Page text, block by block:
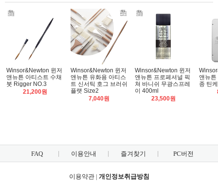
Winsor&Newton 윈저
앤뉴튼 아티스트 수채
붓 Rigger NO.3
21,200원
Winsor&Newton 윈저
앤뉴튼 유화용 아티스
트 신서틱 호그 브러쉬
플랫 Size2
7,040원
Winsor&Newton 윈저
앤뉴튼 프로페셔널 픽
쳐 바니쉬 무광스프레
이 400ml
23,500원
앤뉴튼
종 틴
FAQ 이용안내 즐겨찾기 PC버전
이용약관| 개인정보취급방침